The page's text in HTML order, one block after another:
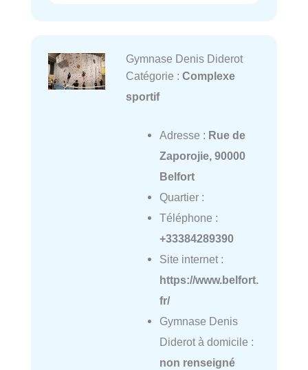
Gymnase Denis Diderot
Catégorie : Complexe
sportif
Adresse : Rue de
Zaporojie, 90000
Belfort
Quartier :
Téléphone :
+33384289390
Site internet :
https://www.belfort.
fr/
Gymnase Denis
Diderot à domicile :
non renseigné